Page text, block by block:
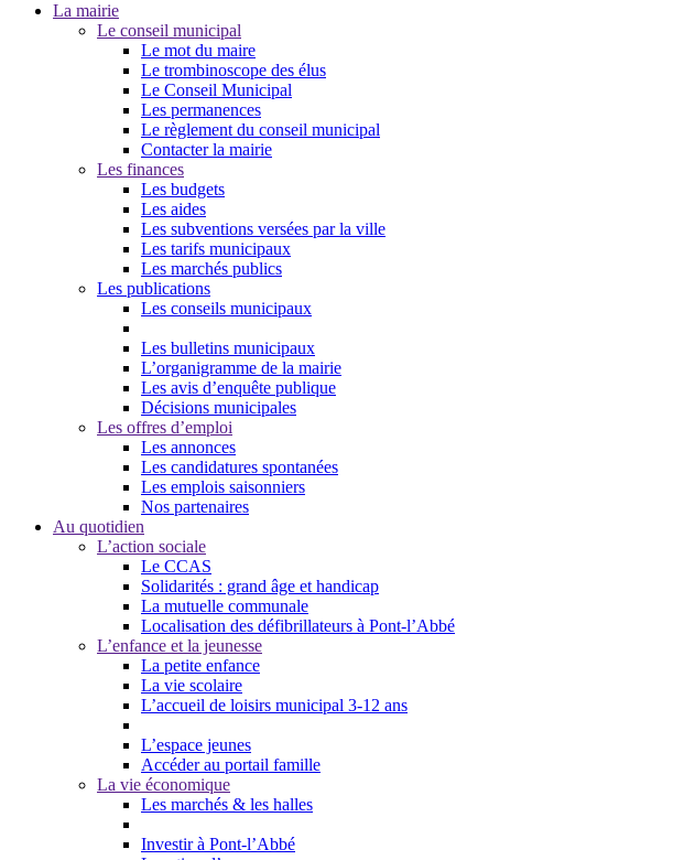
La mairie
Le conseil municipal
Le mot du maire
Le trombinoscope des élus
Le Conseil Municipal
Les permanences
Le règlement du conseil municipal
Contacter la mairie
Les finances
Les budgets
Les aides
Les subventions versées par la ville
Les tarifs municipaux
Les marchés publics
Les publications
Les conseils municipaux
Les bulletins municipaux
L’organigramme de la mairie
Les avis d’enquête publique
Décisions municipales
Les offres d’emploi
Les annonces
Les candidatures spontanées
Les emplois saisonniers
Nos partenaires
Au quotidien
L’action sociale
Le CCAS
Solidarités : grand âge et handicap
La mutuelle communale
Localisation des défibrillateurs à Pont-l’Abbé
L’enfance et la jeunesse
La petite enfance
La vie scolaire
L’accueil de loisirs municipal 3-12 ans
L’espace jeunes
Accéder au portail famille
La vie économique
Les marchés & les halles
Investir à Pont-l’Abbé